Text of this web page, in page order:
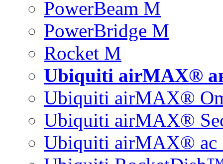
PowerBeam M
PowerBridge M
Rocket M
Ubiquiti airMAX®
Ubiquiti airMAX®
Ubiquiti airMAX®
Ubiquiti airMAX® ac